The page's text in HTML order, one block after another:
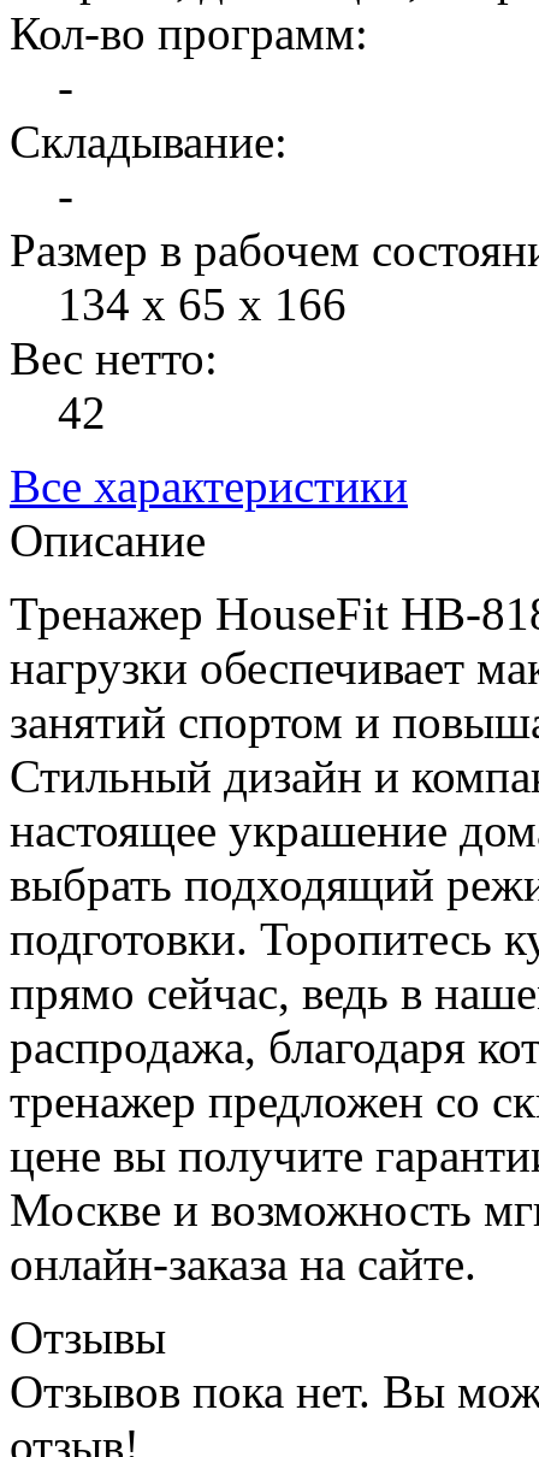
Кол-во программ:
-
Складывание:
-
Размер в рабочем
134 х 65 х 166
Вес нетто:
42
Все характеристики
Описание
Тренажер HouseFit HB-
нагрузки обеспечивает
занятий спортом и
Стильный дизайн и
настоящее украшение
выбрать подходящий
подготовки. Торопитесь
прямо сейчас, ведь в
распродажа, благодаря
тренажер предложен со
цене вы получите
Москве и возможность
онлайн-заказа на сайте.
Отзывы
Отзывов пока нет. Вы
отзыв!